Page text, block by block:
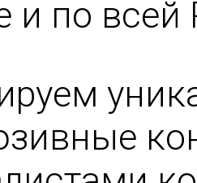
и по всей